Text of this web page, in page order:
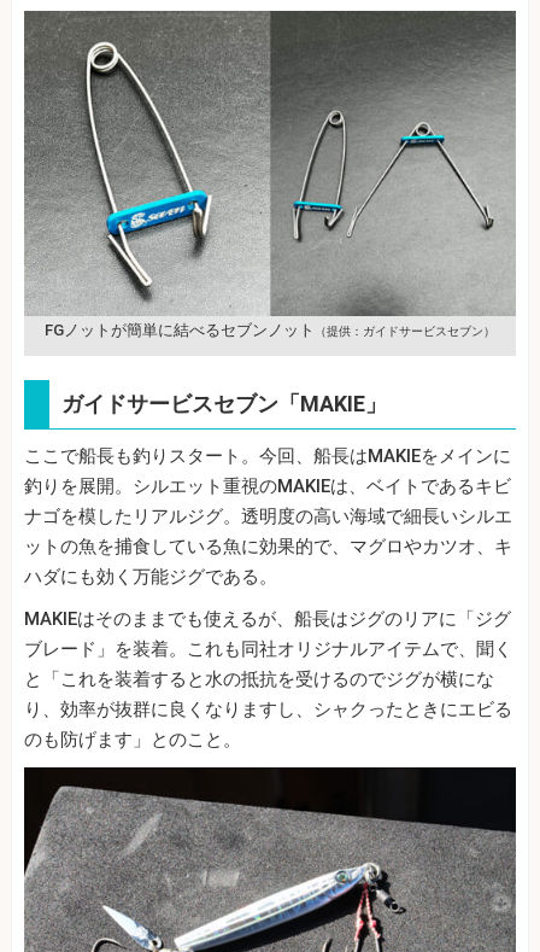
FGノットが簡単に結べるセブンノット （提供：ガイドサービスセブン）
ガイドサービスセブン「MAKIE」
ここで船長も釣りスタート。今回、船長はMAKIEをメインに
釣りを展開。シルエット重視のMAKIEは、ベイトであるキビ
ナゴを模したリアルジグ。透明度の高い海域で細長いシルエ
ットの魚を捕食している魚に効果的で、マグロやカツオ、キ
ハダにも効く万能ジグである。
MAKIEはそのままでも使えるが、船長はジグのリアに「ジグ
ブレード」を装着。これも同社オリジナルアイテムで、聞く
と「これを装着すると水の抵抗を受けるのでジグが横にな
り、効率が抜群に良くなりますし、シャクったときにエビる
のも防げます」とのこと。